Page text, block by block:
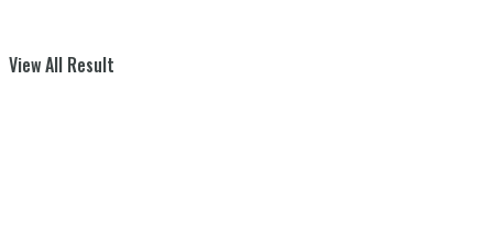
View All Result